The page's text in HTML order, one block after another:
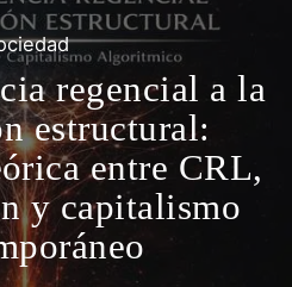
regencial a la
estructural:
entre CRL,
y capitalismo